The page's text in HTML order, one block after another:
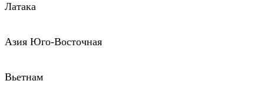
Латака
Азия Юго-Восточная
Вьетнам